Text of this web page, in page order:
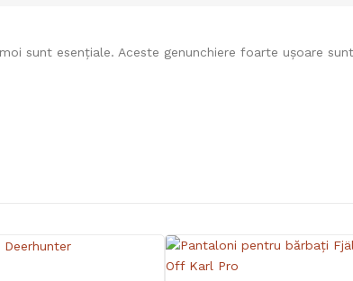
sunt esențiale. Aceste genunchiere foarte ușoare